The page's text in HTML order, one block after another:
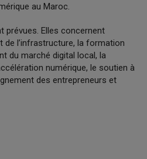
au Maroc.
prévues. Elles concernent
l’infrastructure, la formation
du marché digital local, la
numérique, le soutien à
des entrepreneurs et